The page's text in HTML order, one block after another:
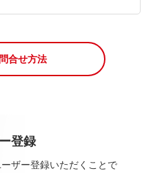
合せ方法
登録
ザー登録いただくことで